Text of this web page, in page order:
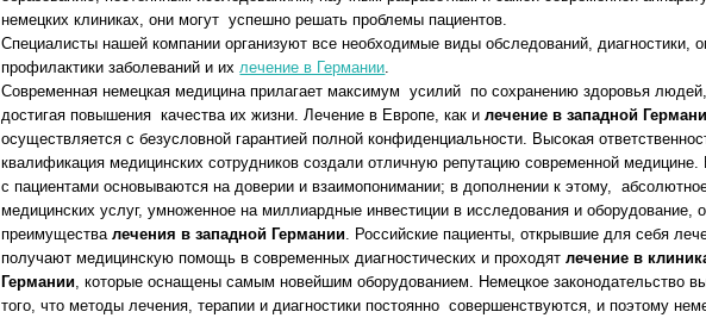
немецких клиниках, они могут успешно решать проблемы пациентов.
Специалисты нашей компании организуют все необходимые виды обследований, диагностики,
профилактики заболеваний и ихлечение в Германии.
Современная немецкая медицина прилагает максимум усилий по сохранению здоровья
достигая повышения качества их жизни. Лечение в Европе, как илечение в западной
осуществляется с безусловной гарантией полной конфиденциальности. Высокая
квалификация медицинских сотрудников создали отличную репутацию современной
с пациентами основываются на доверии и взаимопонимании; в дополнении к этому,
медицинских услуг, умноженное на миллиардные инвестиции в исследования и оборудование,
преимуществалечения в западной Германии. Российские пациенты, открывшие для себя
получают медицинскую помощь в современных диагностических и проходятлечение в
Германии, которые оснащены самым новейшим оборудованием. Немецкое законодательство
того, что методы лечения, терапии и диагностики постоянно совершенствуются, и поэтому